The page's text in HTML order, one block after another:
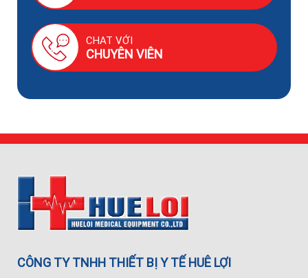
CHAT VỚI
CHUYÊN VIÊN
CÔNG TY TNHH THIẾT BỊ Y TẾ HUÊ LỢI